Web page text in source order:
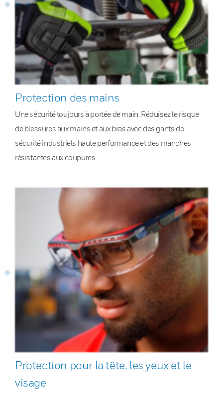
Protection des mains
Une sécurité toujours à portée de main. Réduisez le risque
de blessures aux mains et aux bras avec des gants de
sécurité industriels haute performance et des manches
résistantes aux coupures.
Protection pour la tête, les yeux et le
visage